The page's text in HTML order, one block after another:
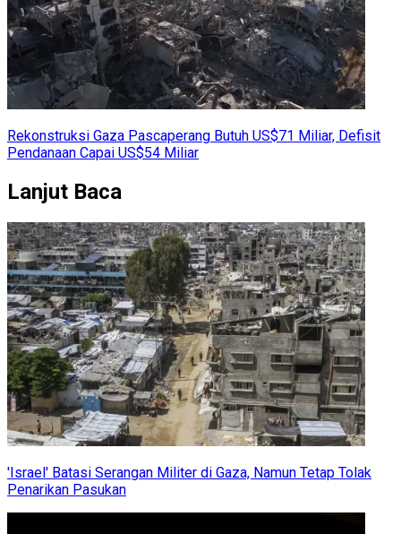
Rekonstruksi Gaza Pascaperang Butuh US$71 Miliar, Defisit
Pendanaan Capai US$54 Miliar
Lanjut Baca
'Israel' Batasi Serangan Militer di Gaza, Namun Tetap Tolak
Penarikan Pasukan